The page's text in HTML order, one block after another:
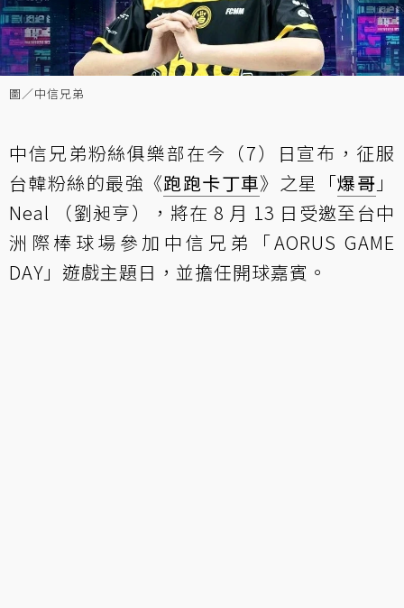
圖／中信兄弟
中信兄弟粉絲俱樂部在今（7）日宣布，征服
台韓粉絲的最強《跑跑卡丁車》之星「爆哥 」
Neal （劉昶亨），將在 8 月 13 日受邀至台中
洲際棒球場參加中信兄弟「AORUS GAME
DAY」遊戲主題日，並擔任開球嘉賓。